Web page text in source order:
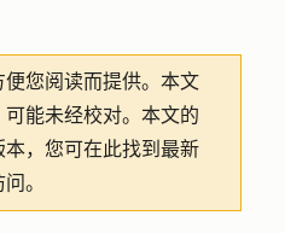
您阅读而提供。 本文
能未经校对。本文的
，您可在此找到最新
。